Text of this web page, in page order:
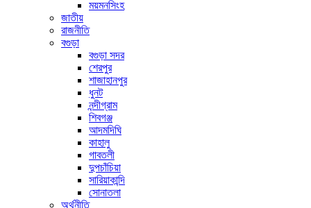
ময়মনসিংহ
জাতীয়
রাজনীতি
বগুড়া
বগুড়া সদর
শেরপুর
শাজাহানপুর
ধুনট
নন্দীগ্রাম
শিবগঞ্জ
আদমদিঘি
কাহালু
গাবতলী
দুপচাঁচিয়া
সারিয়াকান্দি
সোনাতলা
অর্থনীতি